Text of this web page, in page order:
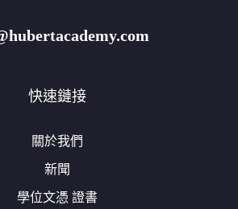
快速鏈接
關於我們
新聞
學位文憑 證書